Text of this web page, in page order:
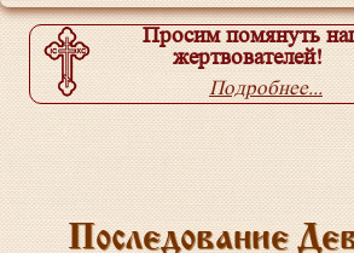
Просим помянуть
жертвователей!
Подробнее...
Последование